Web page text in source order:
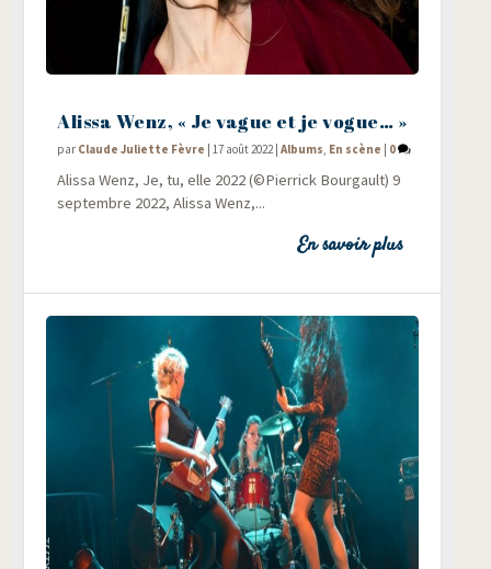
Alissa Wenz, « Je vague et je vogue… »
par Claude Juliette Fèvre |17 août 2022|Albums, En scène 0
Alis­sa Wenz, Je, tu, elle 2022 (©Pier­rick Bourgault) 9
sep­tembre 2022, Alis­sa Wenz,...
En savoir plus